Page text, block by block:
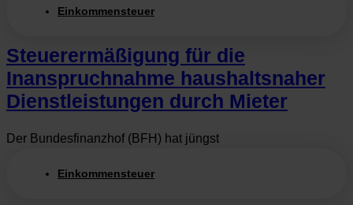
Einkommensteuer
Steuerermäßigung für die
Inanspruchnahme haushaltsnaher
Dienstleistungen durch Mieter
Der Bundesfinanzhof (BFH) hat jüngst
Einkommensteuer